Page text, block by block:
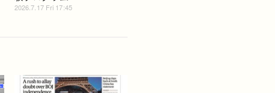
2026.7.17 Fri 17:45